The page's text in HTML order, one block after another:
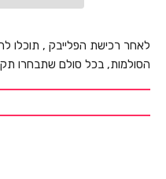
לאחר רכישת הפלייבק , תוכלו
הסולמות, בכל סולם שתבחרו